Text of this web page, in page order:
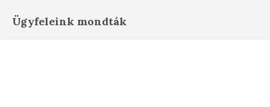
Ügyfeleink mondták